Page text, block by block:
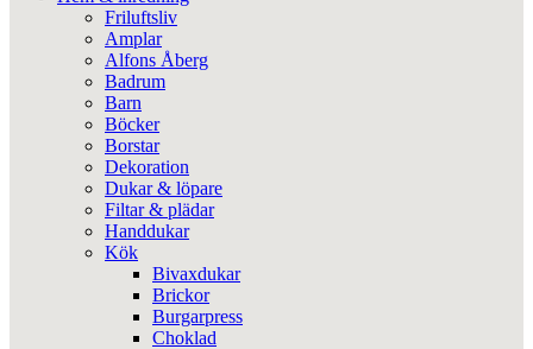
Friluftsliv
Amplar
Alfons Åberg
Badrum
Barn
Böcker
Borstar
Dekoration
Dukar & löpare
Filtar & plädar
Handdukar
Kök
Bivaxdukar
Brickor
Burgarpress
Choklad